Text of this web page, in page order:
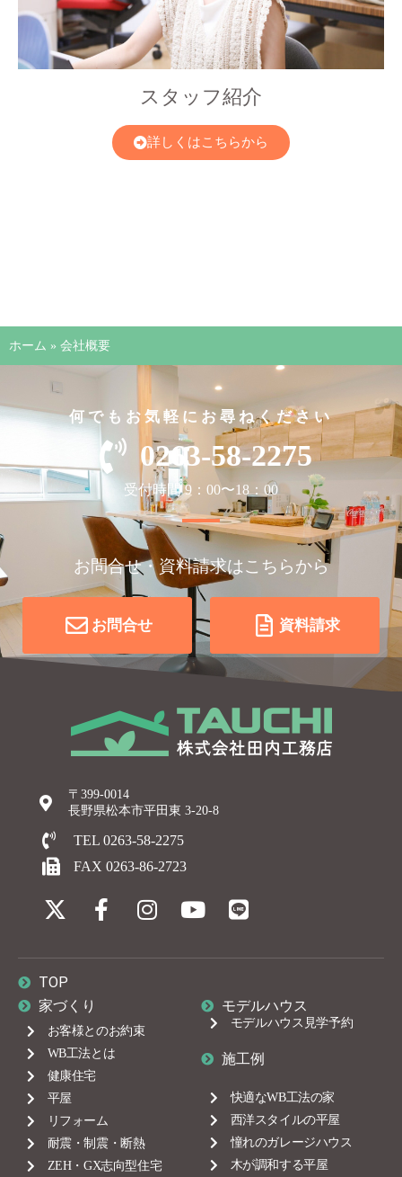
スタッフ紹介
詳しくはこちらから
ホーム » 会社概要
何でもお気軽にお尋ねください
0263-58-2275
受付時間 9：00〜18：00
お問合せ・資料請求はこちらから
お問合せ 資料請求
〒399-0014
長野県松本市平田東 3-20-8
TEL 0263-58-2275
FAX 0263-86-2723
TOP
家づくり
お客様とのお約束
WB工法とは
健康住宅
平屋
リフォーム
耐震・制震・断熱
ZEH・GX志向型住宅
モデルハウス
モデルハウス見学予約
施工例
快適なWB工法の家
西洋スタイルの平屋
憧れのガレージハウス
木が調和する平屋